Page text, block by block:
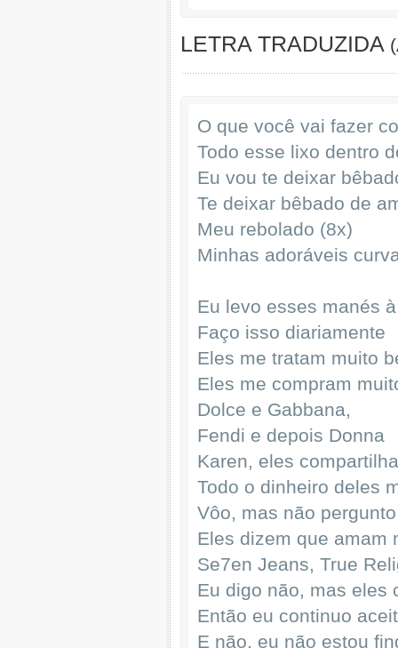
LETRA TRADUZIDA
O que você vai fazer
Todo esse lixo dentro
Eu vou te deixar
Te deixar bêbado de
Meu rebolado (8x)
Minhas adoráveis
Eu levo esses manés
Faço isso diariamente
Eles me tratam muito
Eles me compram
Dolce e Gabbana,
Fendi e depois Donna
Karen, eles
Todo o dinheiro deles
Vôo, mas não pergunto
Eles dizem que amam
Se7en Jeans, True
Eu digo não, mas eles
Então eu continuo
E não, eu não estou